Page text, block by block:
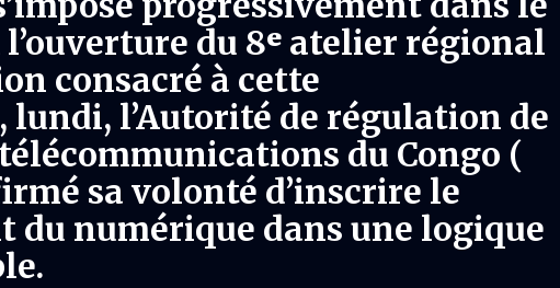
du 8ᵉ atelier régional
consacré à cette
lundi, l’Autorité de régulation de
du Congo (
sa volonté d’inscrire le
du numérique dans une logique